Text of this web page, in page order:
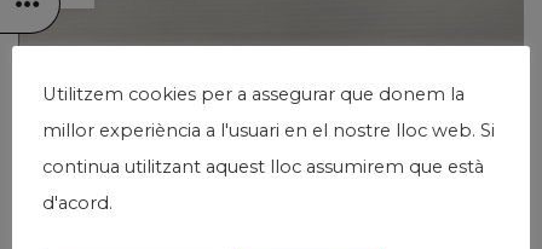
Utilitzem cookies per a assegurar que donem la
millor experiència a l'usuari en el nostre lloc web. Si
continua utilitzant aquest lloc assumirem que està
d'acord.